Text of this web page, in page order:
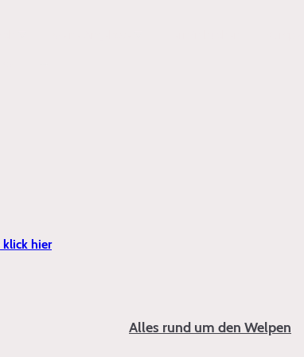
klick hier
Alles rund um den Welpen